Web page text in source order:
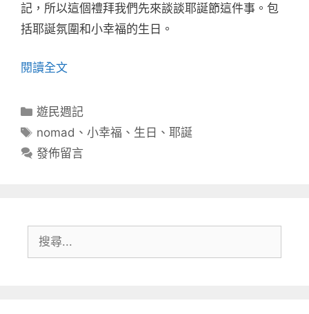
記，所以這個禮拜我們先來談談耶誕節這件事。包
括耶誕氛圍和小幸福的生日。
閱讀全文
分
遊民週記
標
籤
nomad 、小幸福 、 生日 、耶誕
發佈留言
尋: